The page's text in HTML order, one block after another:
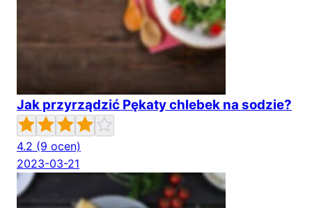
Jak przyrządzić Pękaty chlebek na sodzie?
4.2 (9 ocen)
2023-03-21